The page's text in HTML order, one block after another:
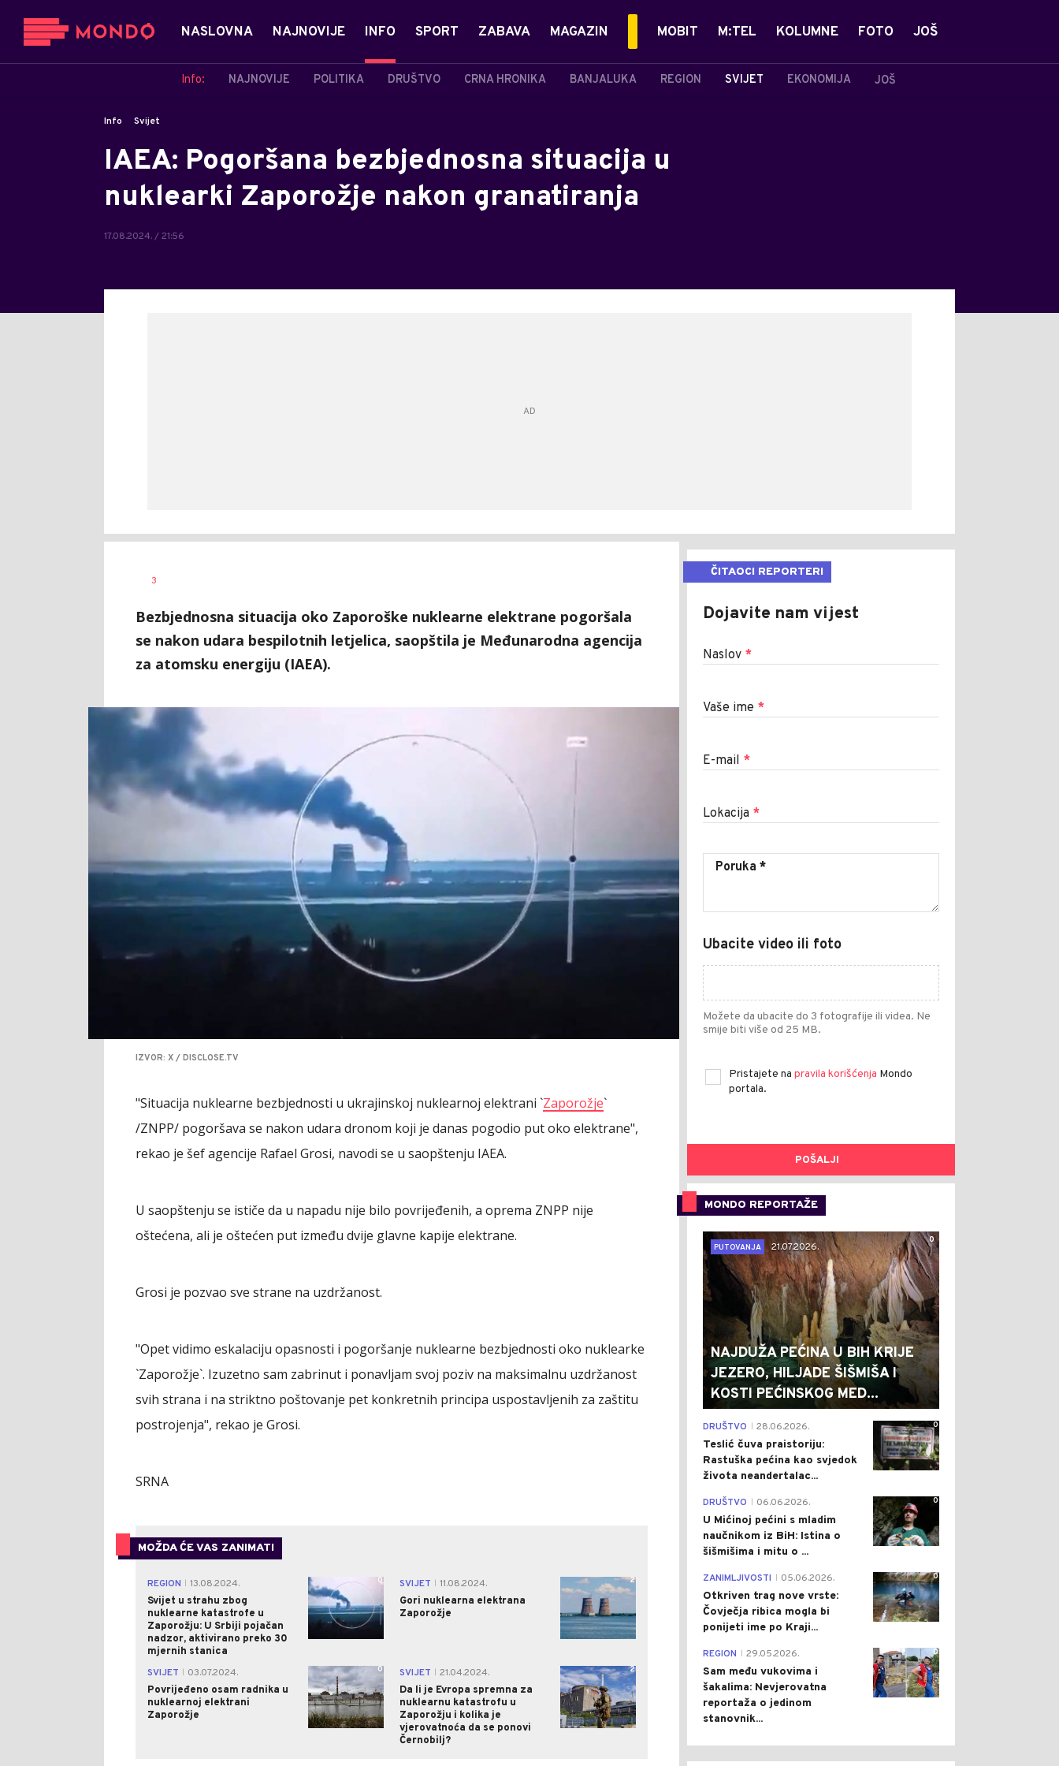
NASLOVNA NAJNOVIJE INFO
Info: NAJNOVIJE POLITIKA DRUŠTVO CRNA HRONIKA BANJALUKA REGION SVIJET EKONOMIJA JOŠ
SPORT ZABAVA MAGAZIN MOBIT M:TEL KOLUMNE FOTO JOŠ
Info Svijet
IAEA: Pogoršana bezbjednosna situacija u
nuklearki Zaporožje nakon granatiranja
17.08.2024. / 21:56
AUTOR
3
Bezbjednosna situacija oko Zaporoške nuklearne elektrane pogoršala
se nakon udara bespilotnih letjelica, saopštila je Međunarodna agencija
za atomsku energiju (IAEA).
IZVOR: X / DISCLOSE.TV
"Situacija nuklearne bezbjednosti u ukrajinskoj nuklearnoj elektrani `Zaporožje`
/ZNPP/ pogoršava se nakon udara dronom koji je danas pogodio put oko elektrane",
rekao je šef agencije Rafael Grosi, navodi se u saopštenju IAEA.
U saopštenju se ističe da u napadu nije bilo povrijeđenih, a oprema ZNPP nije
oštećena, ali je oštećen put između dvije glavne kapije elektrane.
Grosi je pozvao sve strane na uzdržanost.
"Opet vidimo eskalaciju opasnosti i pogoršanje nuklearne bezbjednosti oko nuklearke
`Zaporožje`. Izuzetno sam zabrinut i ponavljam svoj poziv na maksimalnu uzdržanost
svih strana i na striktno poštovanje pet konkretnih principa uspostavljenih za zaštitu
postrojenja", rekao je Grosi.
SRNA
MOŽDA ĆE VAS ZANIMATI
REGION
13.08.2024.
Svijet u strahu zbog
nuklearne katastrofe u
Zaporožju: U Srbiji pojačan
nadzor, aktivirano preko 30
mjernih stanica
0 SVIJET
11.08.2024.
Gori nuklearna elektrana
Zaporožje
2
SVIJET
03.07.2024.
Povrijeđeno osam radnika u
nuklearnoj elektrani
Zaporožje
0 SVIJET
21.04.2024.
Da li je Evropa spremna za
nuklearnu katastrofu u
Zaporožju i kolika je
vjerovatnoća da se ponovi
Černobilj?
2
ČITAOCI REPORTERI
Dojavite nam vijest
Naslov *
Vaše ime *
E-mail *
Lokacija *
Ubacite video ili foto
Možete da ubacite do 3 fotografije ili videa. Ne
smije biti više od 25 MB.
Pristajete na pravila korišćenja Mondo
portala.
POŠALJI
MONDO REPORTAŽE
0
PUTOVANJA
21.07.2026.
NAJDUŽA PEĆINA U BIH KRIJE
JEZERO, HILJADE ŠIŠMIŠA I
KOSTI PEĆINSKOG MED...
0
DRUŠTVO 28.06.2026.
Teslić čuva praistoriju:
Rastuška pećina kao svjedok
života neandertalac...
0
DRUŠTVO 06.06.2026.
U Mićinoj pećini s mladim
naučnikom iz BiH: Istina o
šišmišima i mitu o ...
0
ZANIMLJIVOSTI 05.06.2026.
Otkriven trag nove vrste:
Čovječja ribica mogla bi
ponijeti ime po Kraji...
0
REGION 29.05.2026.
Sam među vukovima i
šakalima: Nevjerovatna
reportaža o jedinom
stanovnik...